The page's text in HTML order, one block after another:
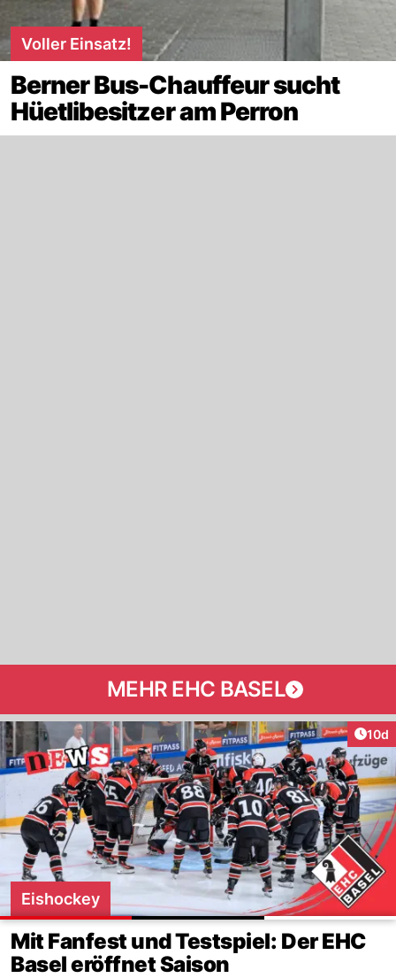
Voller Einsatz!
Berner Bus-Chauffeur sucht
Hüetlibesitzer am Perron
MEHR EHC BASEL
10d
Eishockey
Mit Fanfest und Testspiel: Der EHC
Basel eröffnet Saison